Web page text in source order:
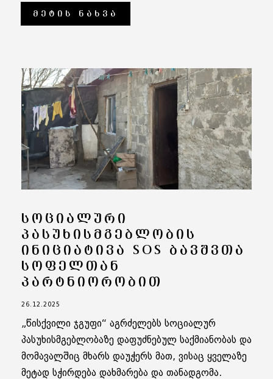
ᲛᲔᲢᲘᲡ ᲜᲐᲮᲕᲐ
ᲡᲝᲪᲘᲐᲚᲣᲠᲘ
ᲞᲐᲡᲣᲮᲘᲡᲛᲒᲔᲑᲚᲝᲑᲘᲡ
ᲘᲜᲘᲪᲘᲐᲢᲘᲕᲐ SOS ᲑᲐᲕᲨᲕᲗᲐ
ᲡᲝᲤᲔᲚᲗᲐᲜ
ᲞᲐᲠᲢᲜᲘᲝᲠᲝᲑᲘᲗ
26.12.2025
„წისქვილი ჯგუფი“ აგრძელებს სოციალურ
პასუხისმგებლობაზე დაფუძნებულ საქმიანობას და
მომავალშიც მხარს დაუჭერს მათ, ვისაც ყველაზე
მეტად სჭირდება დახმარება და თანადგომა.